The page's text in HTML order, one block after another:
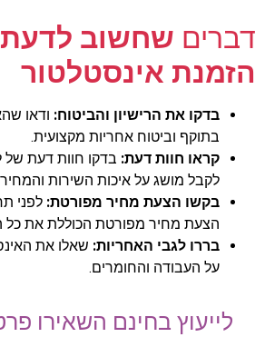
דברים שחשוב לדעת
הזמנת אינסטלטור
בדקו את הרישיון והביטוח: ודאו
בתוקף וביטוח אחריות מקצועית.
קראו חוות דעת: בדקו חוות דעת של
לקבל מושג על איכות השירות
בקשו הצעת מחיר מפורטת: לפני
הצעת מחיר מפורטת הכוללת את כל
בררו לגבי האחריות: שאלו את
על העבודה והחומרים.
לייעוץ בחינם השאירו